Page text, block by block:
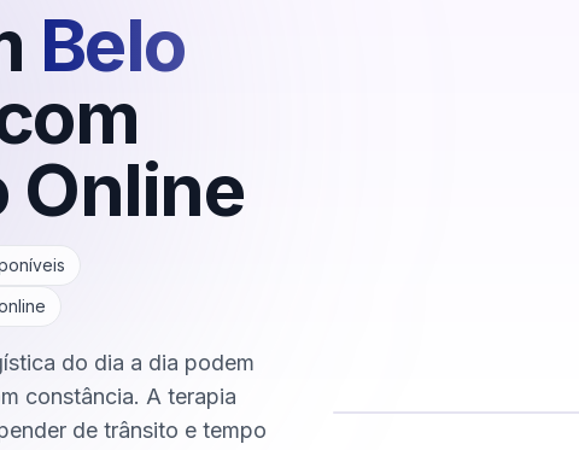
Belo
Online
do dia a dia podem
constância. A terapia
de trânsito e tempo